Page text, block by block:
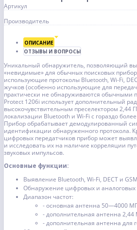
Артикул
Производитель
ОПИСАНИЕ
ОТЗЫВЫ И ВОПРОСЫ
Уникальный обнаружитель, позволяющий
«невидимые» для обычных поисковых
использующие протоколы Bluetooth, Wi-Fi,
жучков (особенно использующие для
практически не обнаруживаются обычными
Protect 1206i использует дополнительный
высокочувствительным преселектором 2,44
локализации Bluetooth и Wi-Fi с гораздо
Прибор обрабатывает демодулированный
идентификации обнаруженного протокола.
цифровых передатчиков прибор может
и исследовать их на наличие корреляции
звуковых импульсов.
Основные функции:
Выявление Bluetooth, Wi-Fi, DECT и
Обнаружение цифровых и аналоговых
Диапазон частот:
- основная антенна 50—4000
- дополнительная антенна 2,44
- дополнительная антенна для